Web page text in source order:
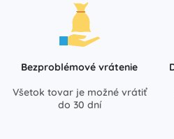
Bezproblémové vrátenie
Všetok tovar je možné vrátiť
do 30 dní